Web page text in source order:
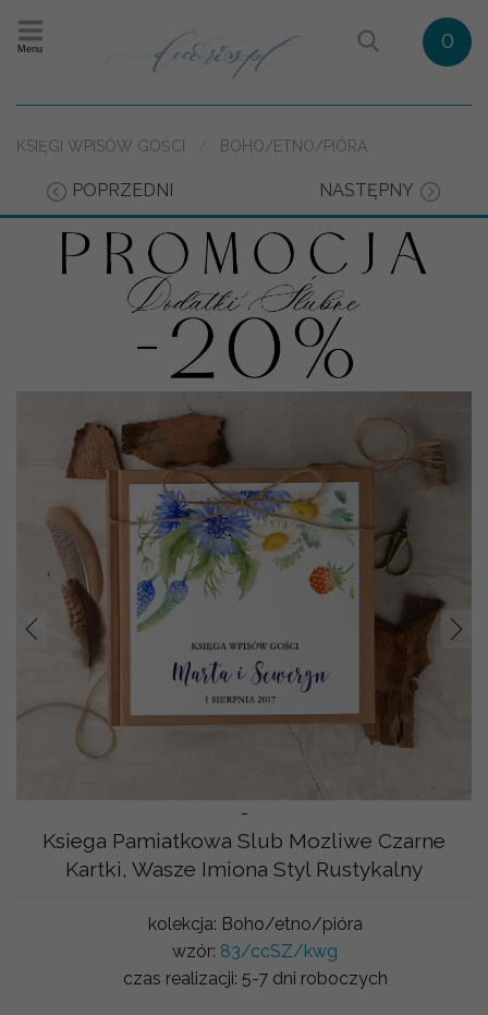
Menu 0
KSIĘGI WPISÓW GOŚCI BOHO/ETNO/PIÓRA
POPRZEDNI NASTĘPNY
-
Prev
Ksiega Pamiatkowa Slub Mozliwe Czarne
Kartki, Wasze Imiona Styl Rustykalny
kolekcja: Boho/etno/pióra
wzór: 83/ccSZ/kwg
czas realizacji: 5-7 dni roboczych